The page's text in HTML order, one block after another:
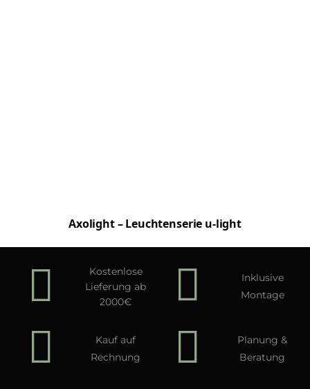
Axolight – Leuchtenserie u-light
Kostenlose
Lieferung ab
2000€
Inklusive
Montage
Kauf auf
Rechnung
Planung &
Beratung